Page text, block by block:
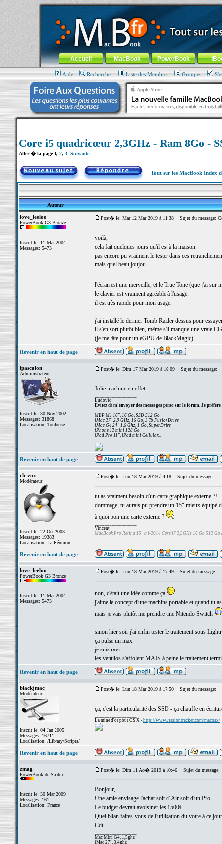
MacBook-fr.com : 100% Apple... 100% nomade !
Aller au contenu-Aller au menu général-Aller au menu de
Menu général
Accueil MacBook PowerBook
Aide Rechercher Liste des Membres Groupes
Core i5 quadricœur 2,3GHz - Ram 8Go -
Aller � la page 1, 2, 3 Suivante
Tout sur les MacBook Index
Auteur
love_leeloo
PowerBook G3 Bronze
Inscrit le: 11 Mar 2004
Messages: 5473
Post� le: Mar 12 Mar 2019 à 11:38 Sujet du message:
voilà,
cela fait quelques jours qu'il est à la maison.
pas encore pu vraiment le tester dans ces
mais quel beau joujou.
l'écran est une merveille, et le True Tone (que j'ai sur
le clavier est vraiment agréable à l'usage.
il est très rapide pour mon usage.
j'ai installé le dernier Tomb Raider dessus pour
il s'en sort plutôt bien, même s'il manque une vraie
(je me tâte pour un eGPU de BlackMagic)
Revenir en haut de page
lpascalon
Administrateur
Inscrit le: 30 Nov 2002
Messages: 31868
Localisation: Toulouse
Post� le: Dim 17 Mar 2019 à 16:09 Sujet du message:
Jolie machine en effet.
Ludovic
Evitez de m'envoyer des messages perso sur le forum. Je préfère
MBP M1 16", 16 Go, SSD 512 Go
iMac 27" 2,9 GHz, 16 Go, 3 To FusionDrive
iMac G4 24" 1,6 Ghz, 1 Go, SuperDrive
iPhone 12 mini 128 Go
iPad Pro 11", iPad mini Cellular...
Revenir en haut de page
ch-vox
Modérateur
Inscrit le: 22 Oct 2003
Messages: 19383
Localisation: La Réunion
Post� le: Lun 18 Mar 2019 à 4:18 Sujet du message:
tu as vraiment besoin d'un carte graphique externe ?!
dommage, tu aurais pu prendre un 15" mieux équipé
à quoi bon une carte externe ?
Vincent
MacBook Pro Retina 15" mi-2014 Core i7 2,5GHz 16 Go 512 Go
Revenir en haut de page
love_leeloo
PowerBook G3 Bronze
Inscrit le: 11 Mar 2004
Messages: 5473
Post� le: Lun 18 Mar 2019 à 17:49 Sujet du message:
non, c'était une idée comme ça
j'aime le concept d'une machine portable et quand tu
mais je vais plutôt me prendre une Nitendo Switch
sinon hier soir j'ai enfin tester le traitement sous
ça pulse un max.
je suis ravi.
les ventilos s'affolent MAIS à peine le traitement
Revenir en haut de page
blackjmac
Modérateur
Inscrit le: 04 Jan 2005
Messages: 16711
Localisation: /Library/Scripts/
Post� le: Lun 18 Mar 2019 à 17:50 Sujet du message:
ça, c'est la particularité des SSD - ça chauffe en
La mine d'or pour OS X - http://www.versiontracker.com/macosx/
Revenir en haut de page
zmag
PowerBook de Saphir
Inscrit le: 30 Mar 2009
Messages: 161
Localisation: France
Post� le: Dim 11 Ao� 2019 à 10:46 Sujet du message:
Bonjour,
Une amie envisage l'achat soit d' Air soit d'un Pro.
Le budget devrait avoisiner les 1500€.
Quel bilan faites-vous de l'utilisation du votre à ce
Cdt
Mac Mini G4, 1,5ghz
iMac 27", 3,4ghz